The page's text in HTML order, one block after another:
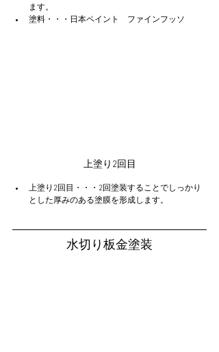
ます。
塗料・・・日本ペイント　ファインフッソ
上塗り2回目
上塗り2回目・・・2回塗装することでしっかり
とした厚みのある塗膜を形成します。
水切り板金塗装